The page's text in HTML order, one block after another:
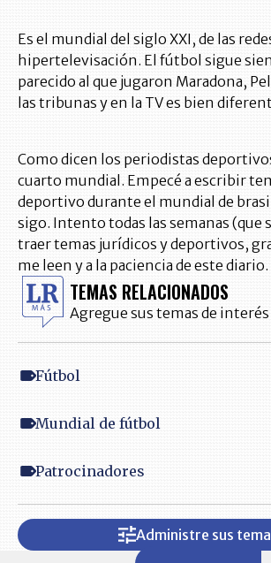
Es el mundial del siglo XXI, de las
hipertelevisación. El fútbol sigue
parecido al que jugaron Maradona,
las tribunas y en la TV es bien
Como dicen los periodistas
cuarto mundial. Empecé a escribir
deportivo durante el mundial de
sigo. Intento todas las semanas (que
traer temas jurídicos y deportivos,
me leen y a la paciencia de este diario.
TEMAS RELACIONADOS
Agregue sus temas de interés
Fútbol
Mundial de fútbol
Patrocinadores
Administre sus